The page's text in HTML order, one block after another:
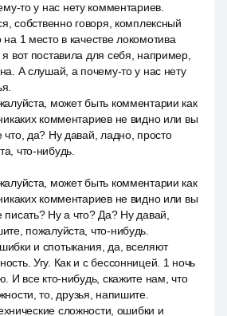
то у нас нету комментариев.
собственно говоря, комплексный
1 место в качестве локомотива
вот поставила для себя, например,
А слушай, а почему-то у нас нету
может быть комментарии как
комментариев не видно или вы
да? Ну давай, ладно, просто
что-нибудь.
может быть комментарии как
комментариев не видно или вы
Ну а что? Да? Ну давай,
пожалуйста, что-нибудь.
и спотыкания, да, вселяют
Угу. Как и с бессонницей. 1 ночь
И все кто-нибудь, скажите нам, что
то, друзья, напишите.
сложности, ошибки и